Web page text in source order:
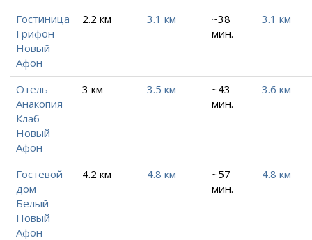
Гостиница
Грифон
Новый
Афон
2.2 км 3.1 км
~38
мин.
3.1 км
Отель
Анакопия
Клаб
Новый
Афон
3 км 3.5 км
~43
мин.
3.6 км
Гостевой
дом
Белый
Новый
Афон
4.2 км 4.8 км
~57
мин.
4.8 км